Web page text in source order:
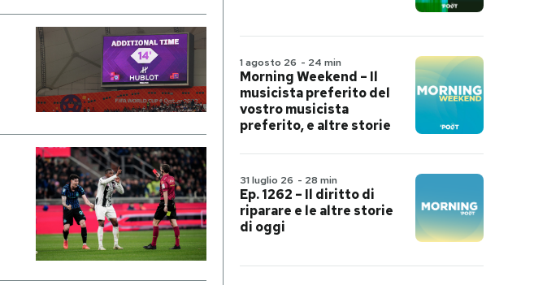
1 agosto 26 - 24 min
Morning Weekend – Il
musicista preferito del
vostro musicista
preferito, e altre storie
31 luglio 26 - 28 min
Ep. 1262 – Il diritto di
riparare e le altre storie
di oggi